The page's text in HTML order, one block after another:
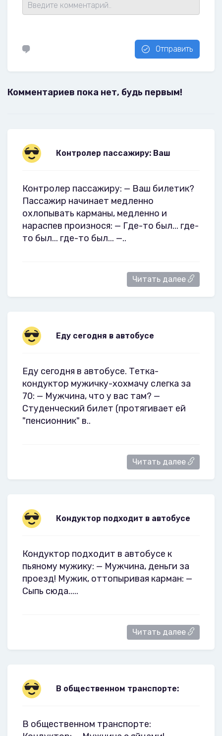
Отправить
Комментариев пока нет, будь первым!
Контролер пассажиру: Ваш
Контролер пассажиру: — Ваш билетик?
Пассажир начинает медленно
охлопывать карманы, медленно и
нараспев произнося: — Где-то был... где-
то был... где-то был... —..
Читать далее
Еду сегодня в автобусе
Еду сегодня в автобусе. Тетка-
кондуктор мужичку-хохмачу слегка за
70: — Мужчина, что у вас там? —
Студенческий билет (протягивает ей
"пенсионник" в..
Читать далее
Кондуктор подходит в автобусе
Кондуктор подходит в автобусе к
пьяному мужику: — Мужчина, деньги за
проезд! Мужик, оттопыривая карман: —
Сыпь сюда.....
Читать далее
В общественном транспорте:
В общественном транспорте: